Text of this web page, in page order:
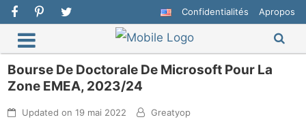
Confidentialités Apropos
Bourse De Doctorale De Microsoft Pour La
Zone EMEA, 2023/24
Updated on19 mai 2022
Greatyop